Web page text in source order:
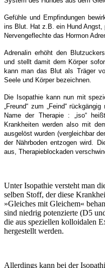
Gefühle und Empfindungen
ins Blut. Hat z.B. ein Hund Angst,
Nervengeflechte das Hormon
Adrenalin erhöht den
und stellt damit dem Körper
kann man das Blut als Träger
Seele und Körper bezeichnen.
Die Isopathie kann nun mit
„Freund“ zum „Feind“
Name der Therapie : „iso“
Krankheiten werden also mit
ausgelöst wurden (vergleichbar
der Nährboden entzogen wird.
aus, Therapieblockaden
Unter Isopathie versteht man
selben Stoff, der diese
»Gleiches mit Gleichem«
sind niedrig potenzierte (D5
die aus speziellen kolloidalen
hergestellt werden.
Allerdings kann bei der